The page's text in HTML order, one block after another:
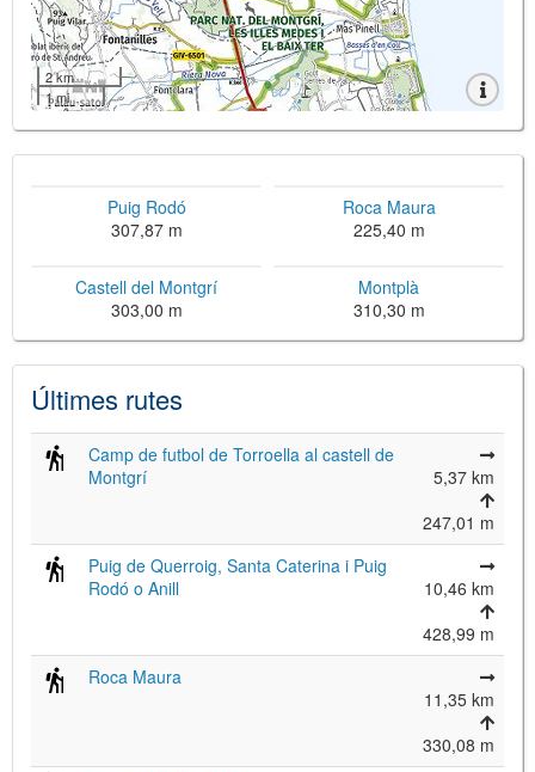
2 km
1 mi
Puig Rodó
307,87 m
Roca Maura
225,40 m
Castell del Montgrí
303,00 m
Montplà
310,30 m
Últimes rutes
Camp de futbol de Torroella al castell de
Montgrí
5,37 km
247,01 m
Puig de Querroig, Santa Caterina i Puig
Rodó o Anill
10,46 km
428,99 m
Roca Maura
11,35 km
330,08 m